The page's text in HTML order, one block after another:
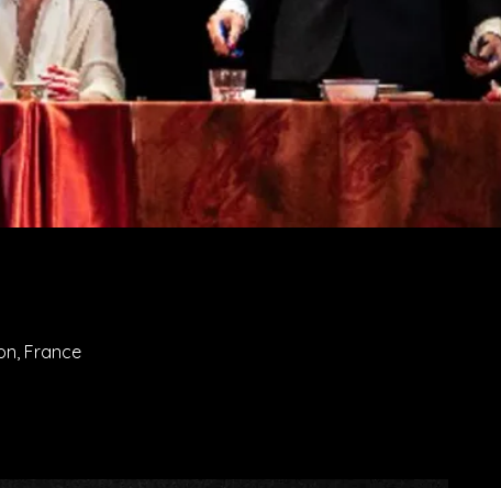
France